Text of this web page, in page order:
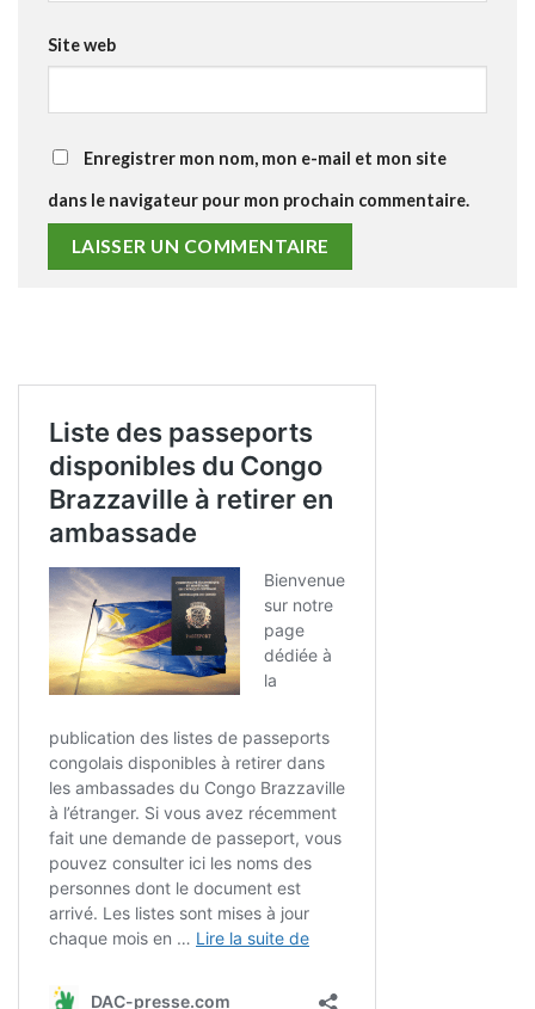
Site web
Enregistrer mon nom, mon e-mail et mon site
dans le navigateur pour mon prochain commentaire.